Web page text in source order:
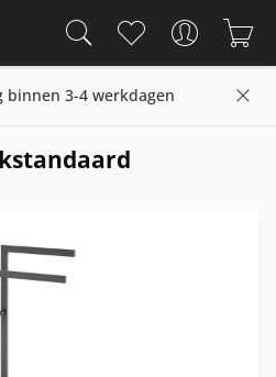
binnen 3-4 werkdagen